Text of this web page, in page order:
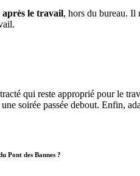
après le travail, hors du bureau. Il
qui reste approprié pour le
soirée passée debout. Enfin,
Pont des Bannes ?